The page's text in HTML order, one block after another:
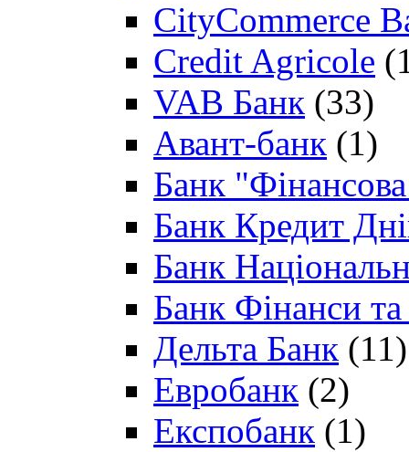
CityCommerce
Credit Agricole
VAB Банк (33)
Авант-банк (1)
Банк "Фінансова
Банк Кредит
Банк
Банк Фінанси
Дельта Банк (11)
Евробанк (2)
Експобанк (1)